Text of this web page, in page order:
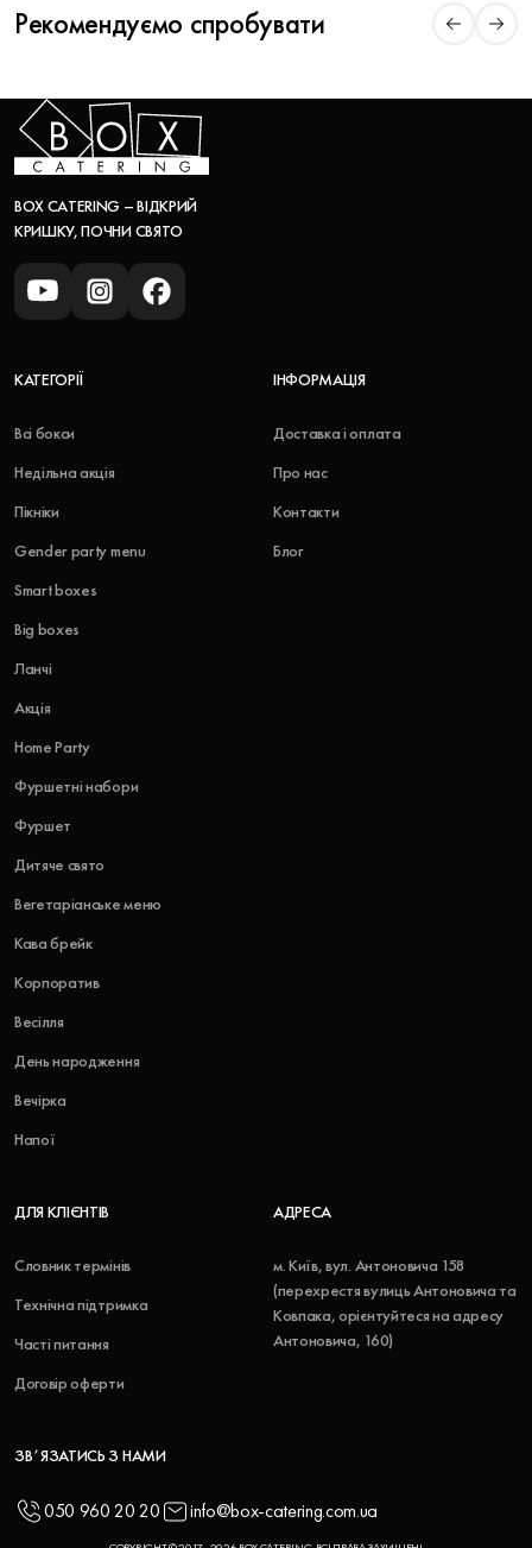
Рекомендуємо спробувати
BOX CATERING – ВІДКРИЙ
КРИШКУ, ПОЧНИ СВЯТО
КАТЕГОРІЇ
Всі бокси
Недільна акція
Пікніки
Gender party menu
Smart boxes
Big boxes
Ланчі
Акція
Home Party
Фуршетні набори
Фуршет
Дитяче свято
Вегетаріанське меню
Кава брейк
Корпоратив
Весілля
День народження
Вечірка
Напої
ІНФОРМАЦІЯ
Доставка і оплата
Про нас
Контакти
Блог
ДЛЯ КЛІЄНТІВ
Словник термінів
Технічна підтримка
Часті питання
Договір оферти
АДРЕСА
м. Київ, вул. Антоновича 158
(перехрестя вулиць Антоновича та
Ковпака, орієнтуйтеся на адресу
Антоновича, 160)
ЗВʼЯЗАТИСЬ З НАМИ
050 960 20 20 info@box-catering.com.ua